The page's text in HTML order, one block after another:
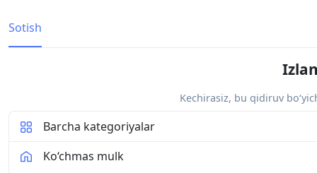
Sotish
Kechirasiz, bu qidiruv
Barcha kategoriyalar
Ko‘chmas mulk